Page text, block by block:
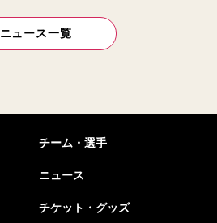
ニュース一覧
チーム・選手
ニュース
チケット・グッズ